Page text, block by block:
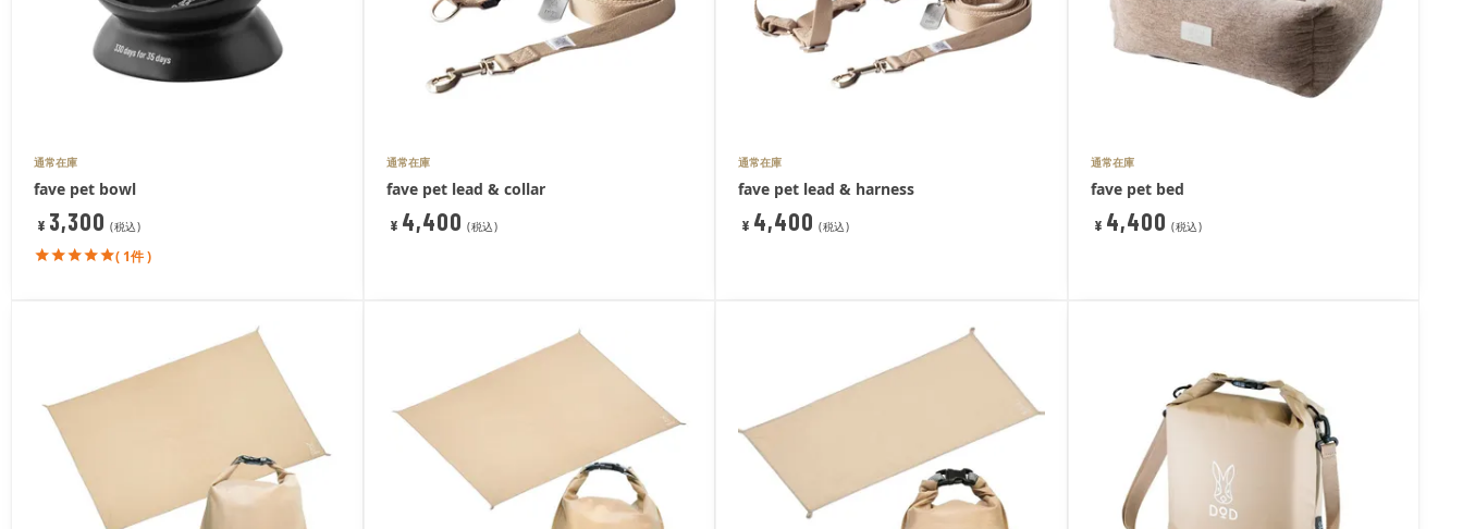
通常在庫
fave pet bowl
¥ 3,300 税込
( 1件 )
通常在庫
fave pet lead & collar
¥ 4,400 税込
通常在庫
fave pet lead & harness
¥ 4,400 税込
通常在庫
fave pet bed
¥ 4,400 税込